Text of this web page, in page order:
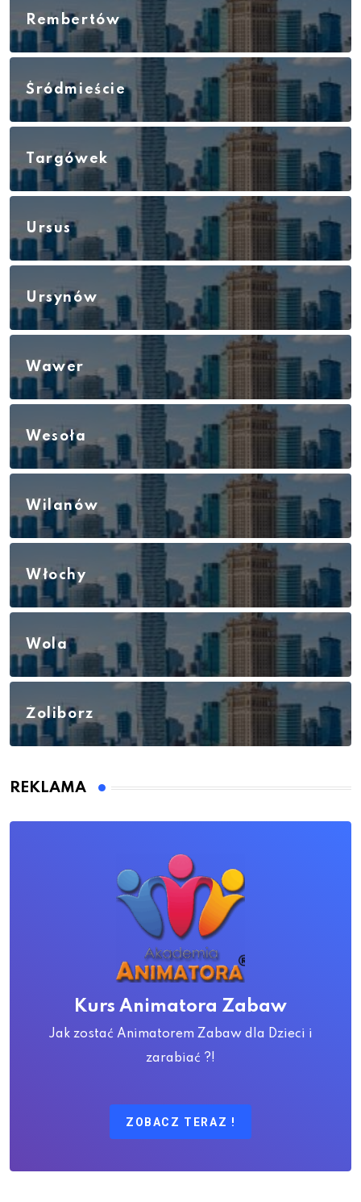
Rembertów
Śródmieście
Targówek
Ursus
Ursynów
Wawer
Wesoła
Wilanów
Włochy
Wola
Żoliborz
REKLAMA
Kurs Animatora Zabaw
Jak zostać Animatorem Zabaw dla Dzieci i
zarabiać ?!
ZOBACZ TERAZ !